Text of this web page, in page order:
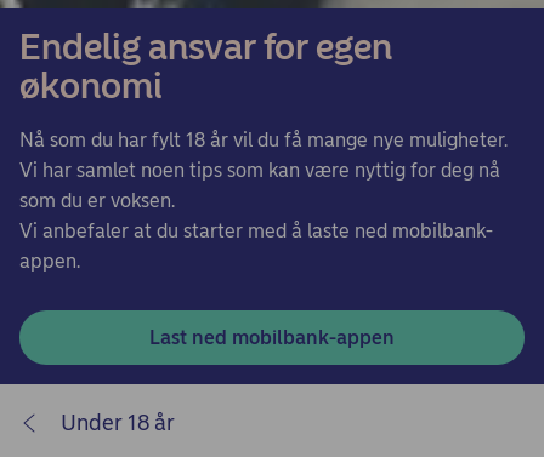
Endelig ansvar for egen
økonomi
Nå som du har fylt 18 år vil du få mange nye muligheter.
Vi har samlet noen tips som kan være nyttig for deg nå
som du er voksen.
Vi anbefaler at du starter med å laste ned mobilbank-
appen.
Last ned mobilbank-appen
Under 18 år